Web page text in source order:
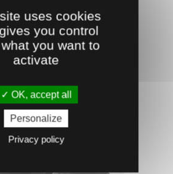
À...
uses cookies
you control
you want to
activate
OK, accept all
Personalize
Privacy policy